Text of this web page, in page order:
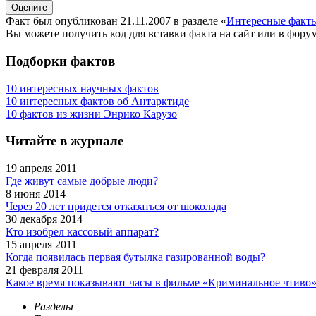
Факт был опубликован 21.11.2007 в разделе «Интересные
Вы можете получить код для вставки факта на сайт или в
Подборки фактов
10 интересных научных фактов
10 интересных фактов об Антарктиде
10 фактов из жизни Энрико Карузо
Читайте в журнале
19 апреля 2011
Где живут самые добрые люди?
8 июня 2014
Через 20 лет придется отказаться от шоколада
30 декабря 2014
Кто изобрел кассовый аппарат?
15 апреля 2011
Когда появилась первая бутылка газированной воды?
21 февраля 2011
Какое время показывают часы в фильме «Криминальное
Разделы